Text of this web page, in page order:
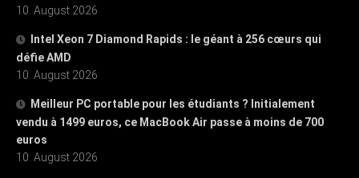
10. August 2026
Intel Xeon 7 Diamond Rapids : le géant à 256 cœurs qui
défie AMD
10. August 2026
Meilleur PC portable pour les étudiants ? Initialement
vendu à 1499 euros, ce MacBook Air passe à moins de 700
euros
10. August 2026